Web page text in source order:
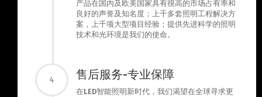
产品在国内及欧美国家具有很高的市场占有率和
良好的声誉及知名度；上千多套照明工程解决方
案，上千项大型项目经验；提供先进科学的照明
技术和光环境是我们的使命。
4 售后服务-专业保障
在LED智能照明新时代，我们渴望在全球寻求更